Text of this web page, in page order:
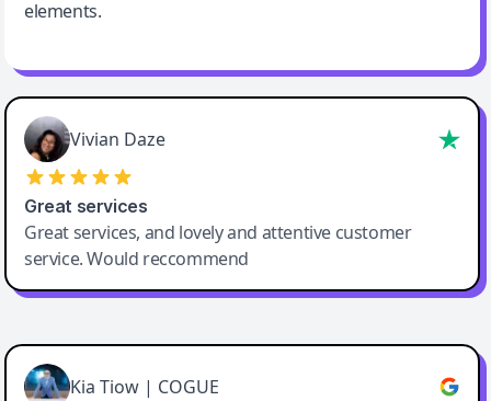
elements.
Vivian Daze
Great services
Great services, and lovely and attentive customer
service. Would reccommend
Cody Crabb
Great service, Best AI tool
Kia Tiow | COGUE